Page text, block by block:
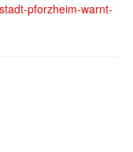
pforzheim-warnt-
Öffnungszeiten
Vorvermarktung startet